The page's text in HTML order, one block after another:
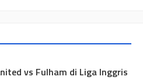
vs Fulham di Liga Inggris